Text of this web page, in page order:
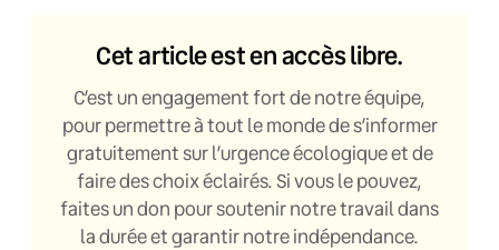
Cet article est en accès libre.
C’est un engagement fort de notre équipe,
pour permettre à tout le monde de s’informer
gratuitement sur l’urgence écologique et de
faire des choix éclairés. Si vous le pouvez,
faites un don pour soutenir notre travail dans
la durée et garantir notre indépendance.